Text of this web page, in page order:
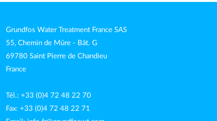
Grundfos Water Treatment France SAS
55, Chemin de Mûre - Bât. G
69780 Saint Pierre de Chandieu
France
Tél.: +33 (0)4 72 48 22 70
Fax: +33 (0)4 72 48 22 71